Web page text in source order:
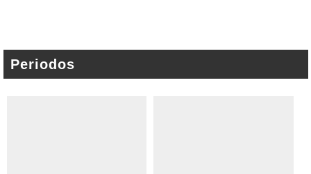
Periodos